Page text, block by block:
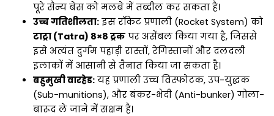
पूरे सैन्य बेस को मलबे में तब्दील कर सकता है।
उच्च गतिशीलता:इस रॉकेट प्रणाली (Rocket System) को
टाट्रा (Tatra) 8×8 ट्रकपर असेंबल किया गया है, जिससे
इसे अत्यंत दुर्गम पहाड़ी रास्तों, रेगिस्तानों और दलदली
इलाकों में आसानी से तैनात किया जा सकता है।
बहुमुखी वारहेड:यह प्रणाली उच्च विस्फोटक, उप-युद्धक
(Sub-munitions), और बंकर-भेदी (Anti-bunker) गोला-
बारूद ले जाने में सक्षम है।